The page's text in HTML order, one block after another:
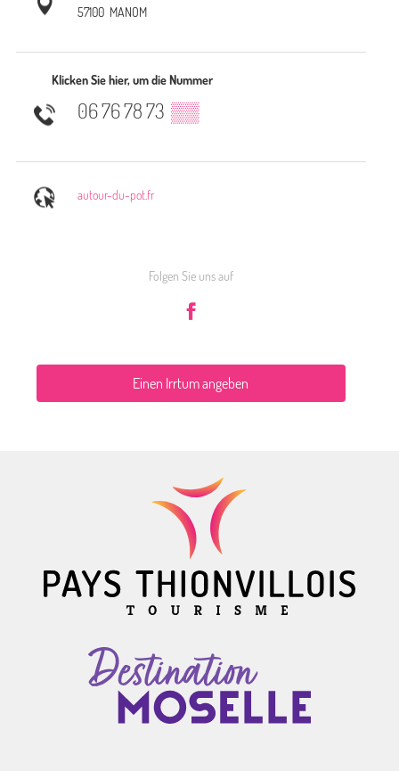
57100 MANOM
Klicken Sie hier, um die Nummer
06 76 78 73 ▒▒
autour-du-pot.fr
Folgen Sie uns auf
Einen Irrtum angeben